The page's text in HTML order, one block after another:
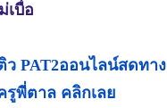
เบื่อ
ว PAT2ออนไลน์สดทาง
รูพี่ตาล คลิกเลย